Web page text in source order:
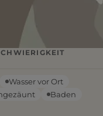
Mittel
Wasser vor Ort
Baden